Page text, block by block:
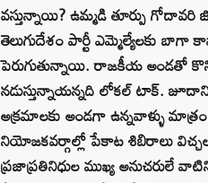
వస్తున్నాయి? ఉమ్మడి తూర్పు గోదావరి
తెలుగుదేశం పార్టీ ఎమ్మెల్యేలకు బాగా
పెరుగుతున్నాయి. రాజకీయ అండతో
నడుస్తున్నాయన్నది లోకల్‌ టాక్‌.
అక్రమాలకు అండగా ఉన్నవాళ్ళు
నియోజకవర్గాల్లో పేకాట శిబిరాలు
ప్రజాప్రతినిధుల ముఖ్య అనుచరులే